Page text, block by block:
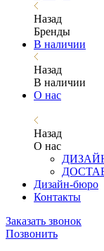
Назад
Бренды
В наличии
Назад
В наличии
О нас
Назад
О нас
Дизайн-бюро
Контакты
Заказать звонок
Позвонить